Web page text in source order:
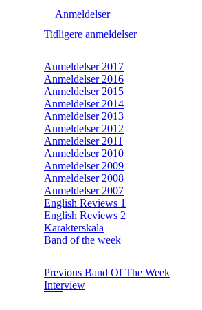
Anmeldelser
Tidligere anmeldelser
Anmeldelser 2017
Anmeldelser 2016
Anmeldelser 2015
Anmeldelser 2014
Anmeldelser 2013
Anmeldelser 2012
Anmeldelser 2011
Anmeldelser 2010
Anmeldelser 2009
Anmeldelser 2008
Anmeldelser 2007
English Reviews 1
English Reviews 2
Karakterskala
Band of the week
Previous Band Of The Week
Interview